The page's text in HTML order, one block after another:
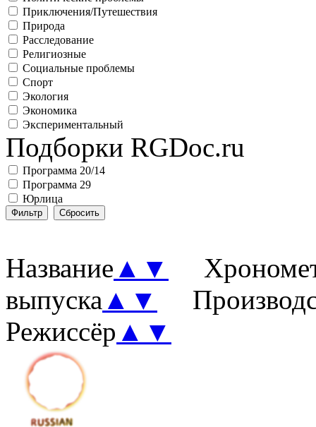
Приключения/Путешествия
Природа
Расследование
Религиозные
Социальные проблемы
Спорт
Экология
Экономика
Экспериментальный
Подборки RGDoc.ru
Программа 20/14
Программа 29
Юрлица
Название ▲ ▼
выпуска ▲ ▼
Режиссёр ▲ ▼